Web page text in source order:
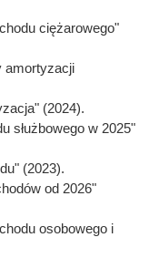
ciężarowego"
amortyzacji
(2024).
służbowego w 2025"
(2023).
od 2026"
osobowego i